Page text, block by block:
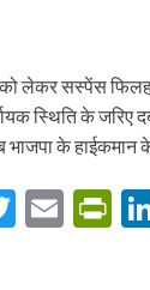
को लेकर सस्पेंस
स्थिति के जरिए
के हाईकमान
T
E
P